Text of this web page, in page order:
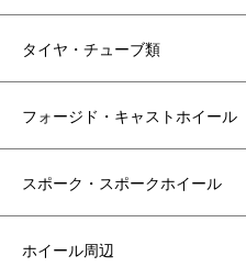
タイヤ・チューブ類
フォージド・キャストホイール
スポーク・スポークホイール
ホイール周辺